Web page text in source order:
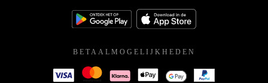
BETAALMOGELIJKHEDEN